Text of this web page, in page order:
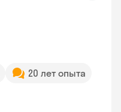
20 лет опыта